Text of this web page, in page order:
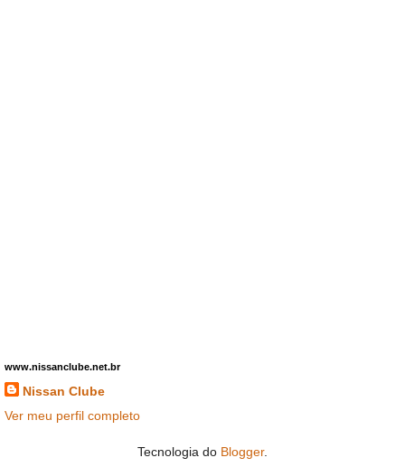
www.nissanclube.net.br
Nissan Clube
Ver meu perfil completo
Tecnologia do Blogger.